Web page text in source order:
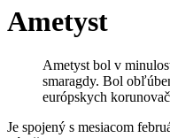
Ametyst
Ametyst bol v
smaragdy. Bol
európskych
Je spojený s mesiacom